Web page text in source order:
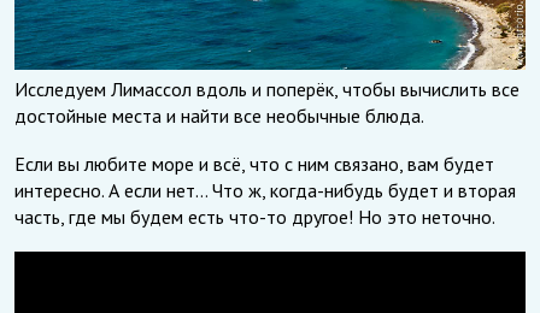
Исследуем Лимассол вдоль и поперёк, чтобы вычислить все
достойные места и найти все необычные блюда.
Если вы любите море и всё, что с ним связано, вам будет
интересно. А если нет… Что ж, когда-нибудь будет и вторая
часть, где мы будем есть что-то другое! Но это неточно.